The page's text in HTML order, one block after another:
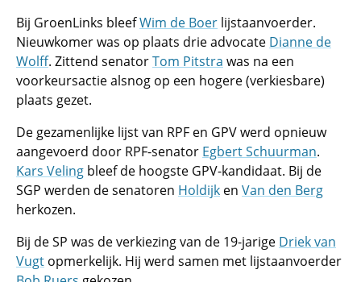
Bij GroenLinks bleefWim de Boer lijstaanvoerder.
Nieuwkomer was op plaats drie advocate Dianne de
Wolff. Zittend senatorTom Pitstra was na een
voorkeursactie alsnog op een hogere (verkiesbare)
plaats gezet.
De gezamenlijke lijst van RPF en GPV werd opnieuw
aangevoerd door RPF-senator Egbert Schuurman.
Kars Veling bleef de hoogste GPV-kandidaat. Bij de
SGP werden de senatoren Holdijk en Van den Berg
herkozen.
Bij de SP was de verkiezing van de 19-jarige Driek van
Vugt opmerkelijk. Hij werd samen met lijstaanvoerder